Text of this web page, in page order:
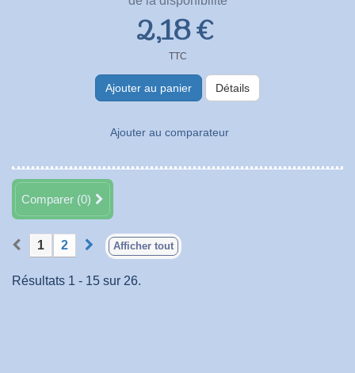
2,18 €
TTC
Ajouter au panier Détails
Ajouter au comparateur
Comparer (0)
Afficher tout
1 2
Résultats 1 - 15 sur 26.